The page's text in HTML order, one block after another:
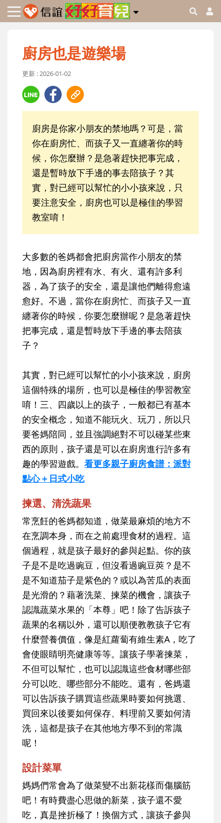
廚房也是遊樂場
更新 : 2026-01-02
廚房是你家小朋友的禁地嗎？可是，當
你在廚房忙、而孩子又一直纏著你的時
候，你怎麼辦？是急著趕快把事完成，
還是暫時放下手邊的事去陪孩子？其
實，對已經可以幫忙的小小孩來說，只
要注意安全，廚房也可以是極佳的學習
教室唷！
大多數的爸媽都會把廚房當作小朋友的禁
地，因為廚房裡有水、有火、還有許多利
器，為了孩子的安全，還是讓他們離得愈遠
愈好。不過，當你在廚房忙、而孩子又一直
纏著你的時候，你要怎麼辦呢？是急著趕快
把事完成，還是暫時放下手邊的事去陪孩
子？
其實，對已經可以幫忙的小小孩來說，廚房
這個特殊的場所，也可以是極佳的學習教室
唷！三、四歲以上的孩子，一般都已有基本
的安全概念，知道不能玩火、玩刀，所以只
要爸媽陪同，並且強調絕對不可以碰某些東
西的原則，孩子還是可以在廚房進行許多有
趣的學習遊戲。 看更多親子廚房食譜：派對
點心＋日式小吃
揀選、清洗蔬果
常烹飪的爸媽都知道，做菜最麻煩的地方不
在烹調本身，而在之前處理食材的過程。這
個過程，就是孩子最好的參與起點。你的孩
子是不是吃過豌豆，但沒看過豌豆莢？是不
是不知道茄子是紫色的？或以為苦瓜的表面
是光滑的？藉著洗菜、揀菜的機會，讓孩子
認識蔬菜水果的「本尊」吧！除了告訴孩子
蔬果的名稱以外，還可以順便教教孩子它有
什麼營養價值，像是紅蘿蔔有維生素A，吃了
會使眼睛明亮健康等等。讓孩子學著揀菜，
不但可以幫忙，也可以認識這些食材哪些部
分可以吃、哪些部分不能吃。還有，爸媽還
可以告訴孩子購買這些蔬果時要如何挑選、
買回來以後要如何保存、料理前又要如何清
洗，這都是孩子在其他地方學不到的常識
呢！
設計菜單
媽媽們常會為了做菜變不出新花樣而傷腦筋
吧！有時費盡心思做的新菜，孩子還不愛
吃，真是挫折極了！換個方式，讓孩子參與